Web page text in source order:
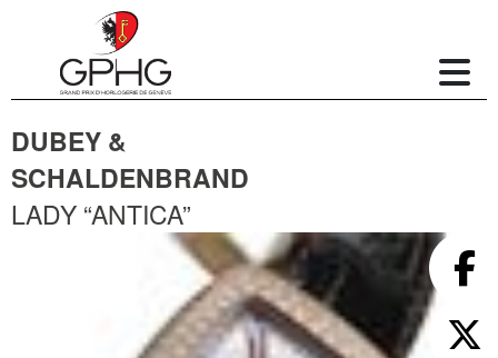
DUBEY &
SCHALDENBRAND
LADY “ANTICA”